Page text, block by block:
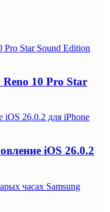
Pro Star Sound Edition
10 Pro Star
iOS 26.0.2 для iPhone
iOS 26.0.2
часах Samsung